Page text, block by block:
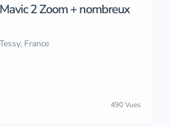
2 Zoom + nombreux
France
490 Vues